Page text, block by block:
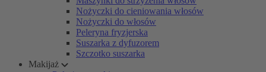
Nożyczki do cieniowania włosów
Nożyczki do włosów
Peleryna fryzjerska
Suszarka z dyfuzorem
Szczotko suszarka
Makijaż